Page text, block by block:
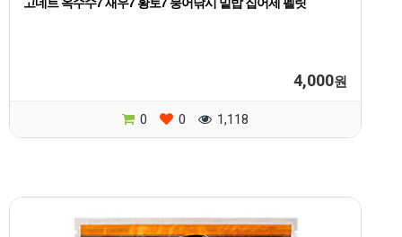
4,000원
0 0 1,118